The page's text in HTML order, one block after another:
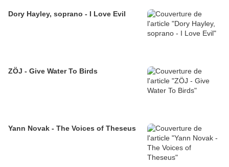
Dory Hayley, soprano - I Love Evil
ZÖJ - Give Water To Birds
Yann Novak - The Voices of Theseus